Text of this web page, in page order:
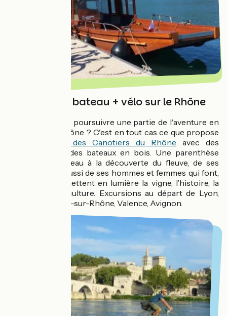
Excursion en bateau + vélo sur le Rhône
Pourquoi ne pas poursuivre une partie de l'aventure en
bateau sur le Rhône ? C'est en tout cas ce que propose
Compagnie des Canotiers du Rhône avec des
excursions sur des bateaux en bois. Une parenthèse
privilégiée sur l’eau à la découverte du fleuve, de ses
paysages mais aussi de ses hommes et femmes qui font,
préservent et mettent en lumière la vigne, l’histoire, la
mémoire et la culture. Excursions au départ de Lyon,
Vienne, Tournon-sur-Rhône, Valence, Avignon.